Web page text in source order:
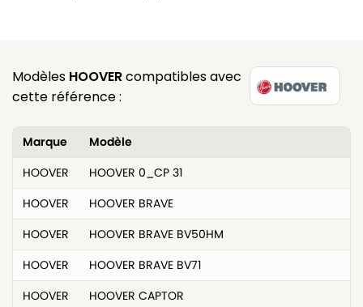
Modèles HOOVERcompatibles avec
cette référence :
Marque
Modèle
HOOVER
HOOVER 0_CP 31
HOOVER
HOOVER BRAVE
HOOVER
HOOVER BRAVE BV50HM
HOOVER
HOOVER BRAVE BV71
HOOVER
HOOVER CAPTOR